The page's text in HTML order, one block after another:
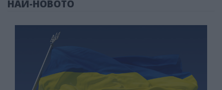
НАЙ-НОВОТО